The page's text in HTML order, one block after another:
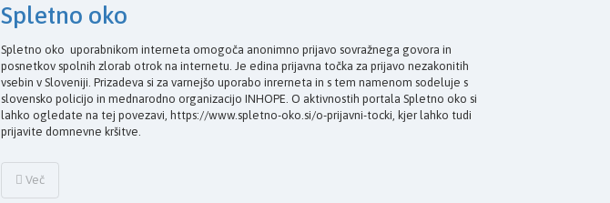
Spletno oko
Spletno oko uporabnikom interneta omogoča anonimno prijavo sovražnega govora in
posnetkov spolnih zlorab otrok na internetu. Je edina prijavna točka za prijavo nezakonitih
vsebin v Sloveniji. Prizadeva si za varnejšo uporabo inrerneta in s tem namenom sodeluje s
slovensko policijo in mednarodno organizacijo INHOPE. O aktivnostih portala Spletno oko si
lahko ogledate na tej povezavi, https://www.spletno-oko.si/o-prijavni-tocki, kjer lahko tudi
prijavite domnevne kršitve.
Več